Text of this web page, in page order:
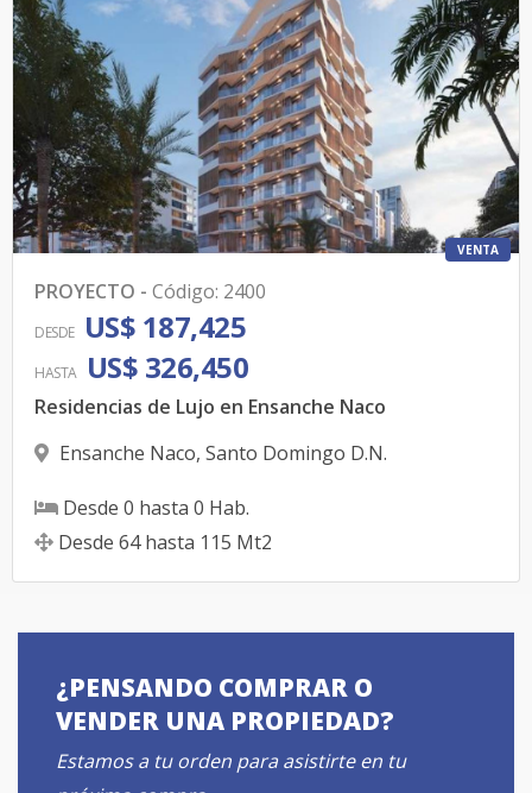
VENTA
PROYECTO - Código: 2400
DESDE US$ 187,425
HASTA US$ 326,450
Residencias de Lujo en Ensanche Naco
Ensanche Naco, Santo Domingo D.N.
Desde 0 hasta 0 Hab.
Desde 64 hasta 115 Mt2
¿PENSANDO COMPRAR O
VENDER UNA PROPIEDAD?
Estamos a tu orden para asistirte en tu